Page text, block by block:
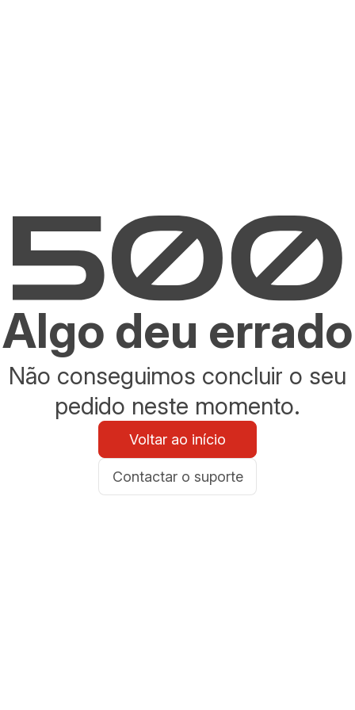
Algo deu errado
Não conseguimos concluir o seu
pedido neste momento.
Voltar ao início
Contactar o suporte